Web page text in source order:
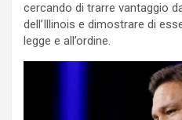
cercando di trarre vantaggio
dell’Illinois e dimostrare di
legge e all’ordine.